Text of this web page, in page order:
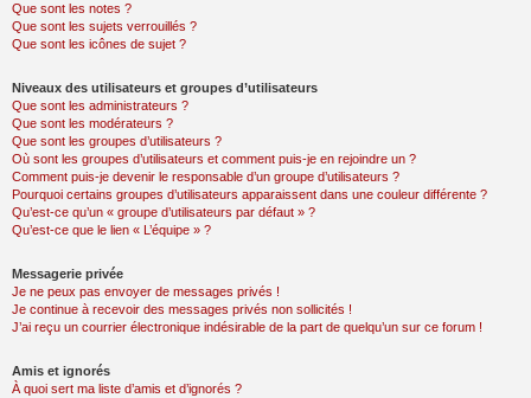
Que sont les notes ?
Que sont les sujets verrouillés ?
Que sont les icônes de sujet ?
Niveaux des utilisateurs et groupes d’utilisateurs
Que sont les administrateurs ?
Que sont les modérateurs ?
Que sont les groupes d’utilisateurs ?
Où sont les groupes d’utilisateurs et comment puis-je en rejoindre un ?
Comment puis-je devenir le responsable d’un groupe d’utilisateurs ?
Pourquoi certains groupes d’utilisateurs apparaissent dans une couleur différente ?
Qu’est-ce qu’un « groupe d’utilisateurs par défaut » ?
Qu’est-ce que le lien « L’équipe » ?
Messagerie privée
Je ne peux pas envoyer de messages privés !
Je continue à recevoir des messages privés non sollicités !
J’ai reçu un courrier électronique indésirable de la part de quelqu’un sur ce forum !
Amis et ignorés
À quoi sert ma liste d’amis et d’ignorés ?